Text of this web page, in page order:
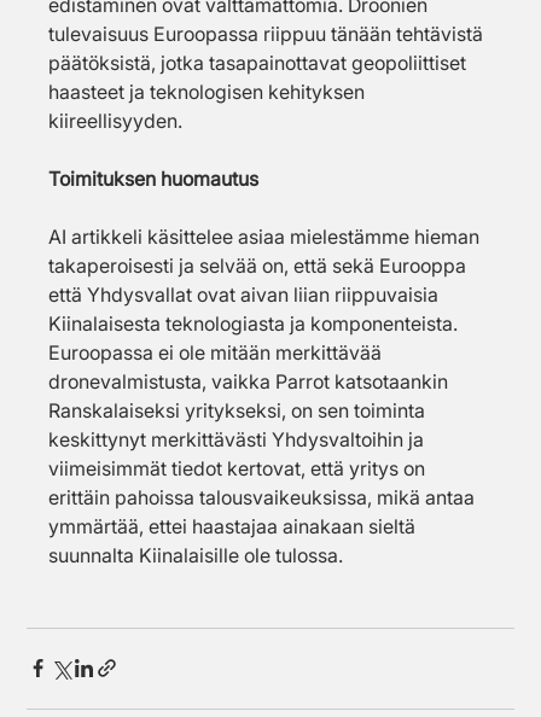
tulevaisuus Euroopassa riippuu tänään tehtävistä
päätöksistä, jotka tasapainottavat geopoliittiset
haasteet ja teknologisen kehityksen
kiireellisyyden.
Toimituksen huomautus
AI artikkeli käsittelee asiaa mielestämme hieman
takaperoisesti ja selvää on, että sekä Eurooppa
että Yhdysvallat ovat aivan liian riippuvaisia
Kiinalaisesta teknologiasta ja komponenteista.
Euroopassa ei ole mitään merkittävää
dronevalmistusta, vaikka Parrot katsotaankin
Ranskalaiseksi yritykseksi, on sen toiminta
keskittynyt merkittävästi Yhdysvaltoihin ja
viimeisimmät tiedot kertovat, että yritys on
erittäin pahoissa talousvaikeuksissa, mikä antaa
ymmärtää, ettei haastajaa ainakaan sieltä
suunnalta Kiinalaisille ole tulossa.